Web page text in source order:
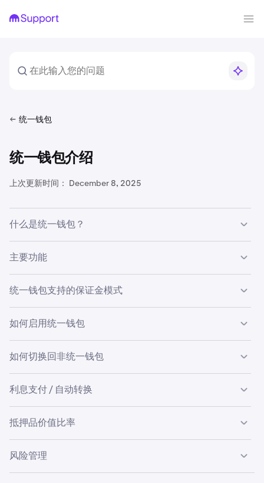
统一钱包
统一钱包介绍
上次更新时间： December 8, 2025
什么是统一钱包？
Kraken 的统一钱包 (UW) 将现货、杠杆和衍生品整合到一
个灵活的余额中，从而简化了交易体验。该账户级保证金系
统支持 40 多种加密货币作为抵押品，允许将杠杆和衍生品
的未实现利润用作不同产品类型的交易保证金。UW 具有两
好和交易策略，从而优化风险管理和交易灵活性。
客户可以通过Kraken Pro 网页版或 Kraken Pro App 手动升
级到统一钱包。
主要功能
• 现货、杠杆和衍生品（Multi-M）的单一余额：
无需在
钱包之间划转资金即可使用抵押品。
• 统一抵押品权重：
无论资产用于杠杆还是衍生品，均适
• 全仓保证金效率：现货杠杆或衍生品的未实现盈亏可在
• 仍支持逐仓头寸：
您可以在需要时继续为衍生品使用逐
• 一键激活和停用：
在账户设置中轻松开启或关闭统一钱包。
统一钱包支持的保证金模式
在全仓保证金模式（默认）下，UW 利用账户的全部资产价
值（包括未实现利润）来维持和开立衍生品头寸。这种方法
通过允许不同衍生品的盈亏相互抵消，并在账户层面而非每
个头寸计算保证金，从而提高了资本效率。
式允许交易者为单个头寸隔离保证金，从而将潜在交易损失
限制在每个头寸专门分配的金额。
下表显示了 UTW 支持的各种账户保证金模式。
如何启用统一钱包
在 Kraken 网页版 (pro.kraken.com
1 前往设置。
2 选择账户。
3 在交易平台下，开启
在 Kraken Pro App 上：
如何切换回非统一钱包
1 平仓所有活跃的
寸。
利息支付 / 自动转换
如果统一交易钱包下 USD 和其他白名单资产* 的净值因衍生
品交易和/或未实现损失而跌至零以下，系统将自动对这些
资产净负值超过 30,000 美元的部分收取利息。如果这些资
产的净值跌破 -250,000 美元，其他抵押货币将自动转换，
抵押品价值比率
在全仓保证金模式下，保证金计算取决于账户的调整后净
值。每种抵押资产都根据其特定的抵押品价值比率进行估
值。该比率主要反映资产的流动性状况。
风险管理